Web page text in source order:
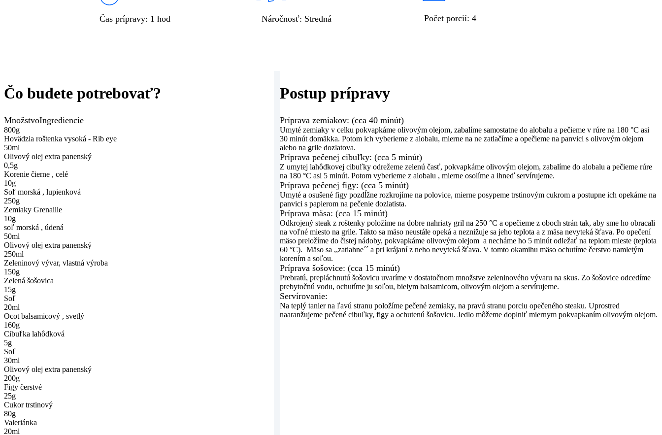
Čas prípravy: 1 hod Náročnosť: Stredná Počet porcií: 4
Čo budete potrebovať?
MnožstvoIngrediencie
800g
Hovädzia roštenka vysoká - Rib eye
50ml
Olivový olej extra panenský
0,5g
Korenie čierne , celé
10g
Soľ morská , lupienková
250g
Zemiaky Grenaille
10g
soľ morská , údená
50ml
Olivový olej extra panenský
250ml
Zeleninový vývar, vlastná výroba
150g
Zelená šošovica
15g
Soľ
20ml
Ocot balsamicový , svetlý
160g
Cibuľka lahôdková
5g
Soľ
30ml
Olivový olej extra panenský
200g
Figy čerstvé
25g
Cukor trstinový
80g
Valeriánka
20ml
Postup prípravy
Príprava zemiakov: (cca 40 minút)
Umyté zemiaky v celku pokvapkáme olivovým olejom, zabalíme samostatne do alobalu a pečieme v rúre na 180 °C asi
30 minút domäkka. Potom ich vyberieme z alobalu, mierne na ne zatlačíme a opečieme na panvici s olivovým olejom
alebo na grile dozlatova.
Príprava pečenej cibuľky: (cca 5 minút)
Z umytej lahôdkovej cibuľky odrežeme zelenú časť, pokvapkáme olivovým olejom, zabalíme do alobalu a pečieme rúre
na 180 °C asi 5 minút. Potom vyberieme z alobalu , mierne osolíme a ihneď servírujeme.
Príprava pečenej figy: (cca 5 minút)
Umyté a osušené figy pozdĺžne rozkrojíme na polovice, mierne posypeme trstinovým cukrom a postupne ich opekáme na
panvici s papierom na pečenie dozlatista.
Príprava mäsa: (cca 15 minút)
Odkrojený steak z roštenky položíme na dobre nahriaty gril na 250 °C a opečieme z oboch strán tak, aby sme ho obracali
na voľné miesto na grile. Takto sa mäso neustále opeká a neznižuje sa jeho teplota a z mäsa nevyteká šťava. Po opečení
mäso preložíme do čistej nádoby, pokvapkáme olivovým olejom a necháme ho 5 minút odležať na teplom mieste (teplota
60 °C). Mäso sa ,,zatiahne´´ a pri krájaní z neho nevyteká šťava. V tomto okamihu mäso ochutíme čerstvo namletým
korením a soľou.
Príprava šošovice: (cca 15 minút)
Prebratú, prepláchnutú šošovicu uvaríme v dostatočnom množstve zeleninového vývaru na skus. Zo šošovice odcedíme
prebytočnú vodu, ochutíme ju soľou, bielym balsamicom, olivovým olejom a servírujeme.
Servírovanie:
Na teplý tanier na ľavú stranu položíme pečené zemiaky, na pravú stranu porciu opečeného steaku. Uprostred
naaranžujeme pečené cibuľky, figy a ochutenú šošovicu. Jedlo môžeme doplniť miernym pokvapkaním olivovým olejom.